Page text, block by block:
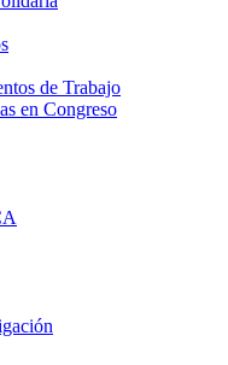
de Trabajo
en Congreso